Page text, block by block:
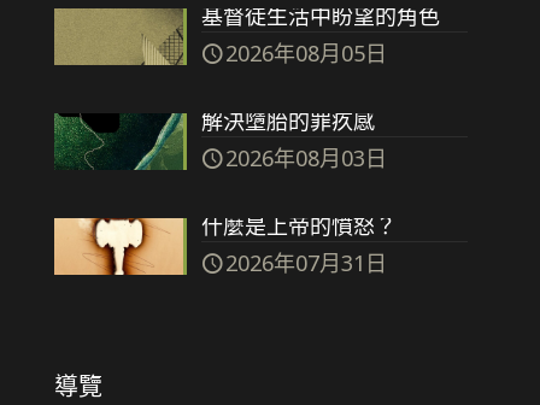
基督徒生活中盼望的角色
2026年08月05日
解決墮胎的罪疚感
2026年08月03日
什麼是上帝的憤怒？
2026年07月31日
導覽